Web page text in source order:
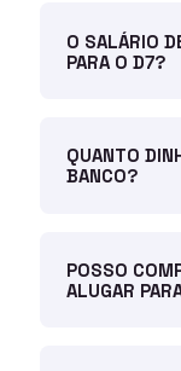
O SALÁRIO
PARA O D7?
QUANTO
BANCO?
POSSO
ALUGAR